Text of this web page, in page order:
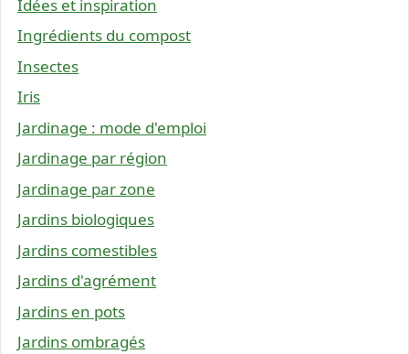
Idées et inspiration
Ingrédients du compost
Insectes
Iris
Jardinage : mode d'emploi
Jardinage par région
Jardinage par zone
Jardins biologiques
Jardins comestibles
Jardins d'agrément
Jardins en pots
Jardins ombragés